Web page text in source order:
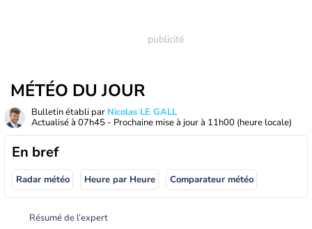
MÉTÉO DU JOUR
Bulletin établi par Nicolas LE GALL
Actualisé à 07h45 - Prochaine mise à jour à 11h00 (heure locale)
En bref
Radar météo Heure par Heure Comparateur météo
Résumé de l’expert